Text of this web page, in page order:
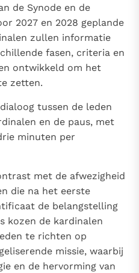
de Synode en de
2027 en 2028 geplande
zullen informatie
fasen, criteria en
ontwikkeld om het
zetten.
tussen de leden
en de paus, met
minuten per
met de afwezigheid
die na het eerste
de belangstelling
kozen de kardinalen
te richten op
missie, waarbij
en de hervorming van